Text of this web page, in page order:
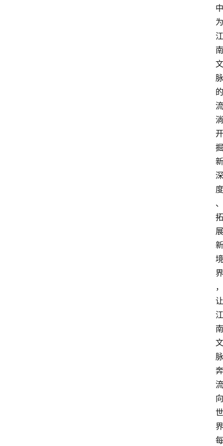
中
为
江
南
文
脉
的
流
淌
开
掘
新
深
度
、
拓
展
新
境
界
，
让
江
南
文
脉
奔
流
向
世
界
每